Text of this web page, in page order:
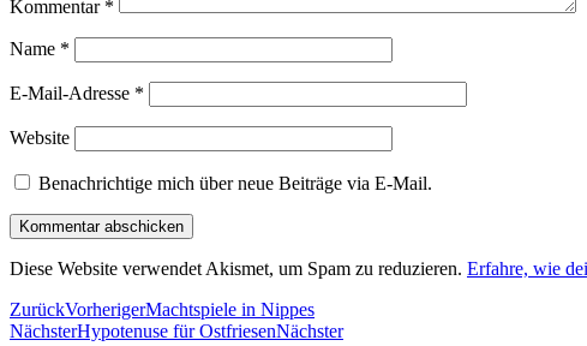
Kommentar *
Name *
E-Mail-Adresse *
Website
Benachrichtige mich über neue Beiträge via E-Mail.
Diese Website verwendet Akismet, um Spam zu reduzieren. Erfahre, wie
ZurückVorherigerMachtspiele in Nippes
NächsterHypotenuse für OstfriesenNächster